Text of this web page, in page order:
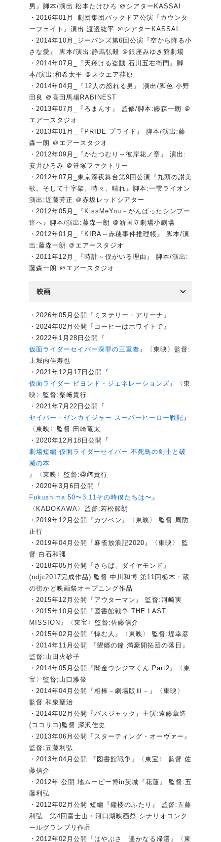
男』脚本/演出:松本たけひろ ＠シアターKASSAI
・2016年01月_劇団集団バックドア公演『カウンタ
ーフェイト』演出:渡邉紘平 ＠シアターKASSAI
・2014年10月_ジーパンズ第6回公演『空から降る小
さな愛』 脚本/演出:静馬弘毅 ＠銀座みゆき館劇場
・2014年07月_『天翔ける盗賊 石川五右衛門』脚
本/演出:和希太平 ＠スクエア荏原
・2014年04月_『12人の怒れる男』 演出/脚色:小野
田良 ＠高田馬場RABINEST
・2013年07月_『ろまんす』 監修/脚本:藤森一朗 ＠
エアースタジオ
・2013年01月_『PRIDE プライド』 脚本/演出:藤
森一朗 ＠エアースタジオ
・2012年09月_『かたつむり～彼岸花ノ章』 演出:
安井ひろみ ＠笹塚ファクトリー
・2012年07月_東京深夜舞台第9回公演『九頭の讃美
歌。そして十字架。時々、晴れ』脚本:一雫ライオン
演出:近藤芳正 ＠赤坂レッドシアター
・2012年05月_『KissMeYou～がんばったシンプー
達へ』脚本/演出:藤森一朗 ＠新国立劇場小劇場
・2012年01月_『KIRA～赤穂事件推理帳』 脚本/演
出:藤森一朗 ＠エアースタジオ
・2011年12月_『時計～僕がいる理由』 脚本/演出:
藤森一朗 ＠エアースタジオ
映画
・2026年05月公開『ミステリー・アリーナ』
・2024年02月公開『コーヒーはホワイトで』
・2022年1月28日公開『
仮面ライダーセイバー深罪の三重奏』〈東映〉監督:
上堀内佳寿也
・2021年12月17日公開『
仮面ライダー ビヨンド・ジェネレーションズ』〈東
映〉監督:柴﨑貴行
・2021年7月22日公開『
セイバー＋ゼンカイジャー スーパーヒーロー戦記』
〈東映〉監督:田崎竜太
・2020年12月18日公開『
劇場短編 仮面ライダーセイバー 不死鳥の剣士と破
滅の本
』〈東映〉監督:柴﨑貴行
・2020年3月6日公開『
Fukushima 50〜3.11その時僕たちは〜』
〈KADOKAWA〉監督:若松節朗
・2019年12月公開『カツベン』〈東映〉 監督:周防
正行
・2019年04月公開『麻雀放浪記2020』〈東映〉 監
督:白石和彌
・2018年05月公開『さらば、ダイヤモンド』
(ndjc2017完成作品) 監督:中川和博 第11回栃木・蔵
の街かど映画祭オープニング作品
・2015年12月公開『アウターマン』 監督:河崎実
・2015年10月公開『図書館戦争 THE LAST
MISSION』〈東宝〉監督:佐藤信介
・2015年02月公開『悼む人』〈東映〉 監督:堤幸彦
・2014年11月公開 『望郷の鐘 満豪開拓団の落日』
監督:山田火砂子
・2014年05月公開『闇金ウシジマくん Part2』〈東
宝〉監督:山口雅俊
・2014年04月公開『相棒－劇場版Ⅲ－』〈東映〉
監督:和泉聖治
・2014年02月公開『バスジャック』主演:遠藤章造
(ココリコ)監督:深沢佳史
・2013年06月公開『スターティング・オーヴァー』
監督:五藤利弘
・2013年04月公開 『図書館戦争』〈東宝〉 監督:佐
藤信介
・2012年 公開 地ムービー博in茨城『花蓮』 監督:五
藤利弘
・2012年02月公開 短編『鐘楼のふたり』 監督:五藤
利弘 第4回富士山・河口湖映画祭 シナリオコンク
ールグランプリ作品
・2012年02月公開『はやぶさ 遥かなる帰還』〈東